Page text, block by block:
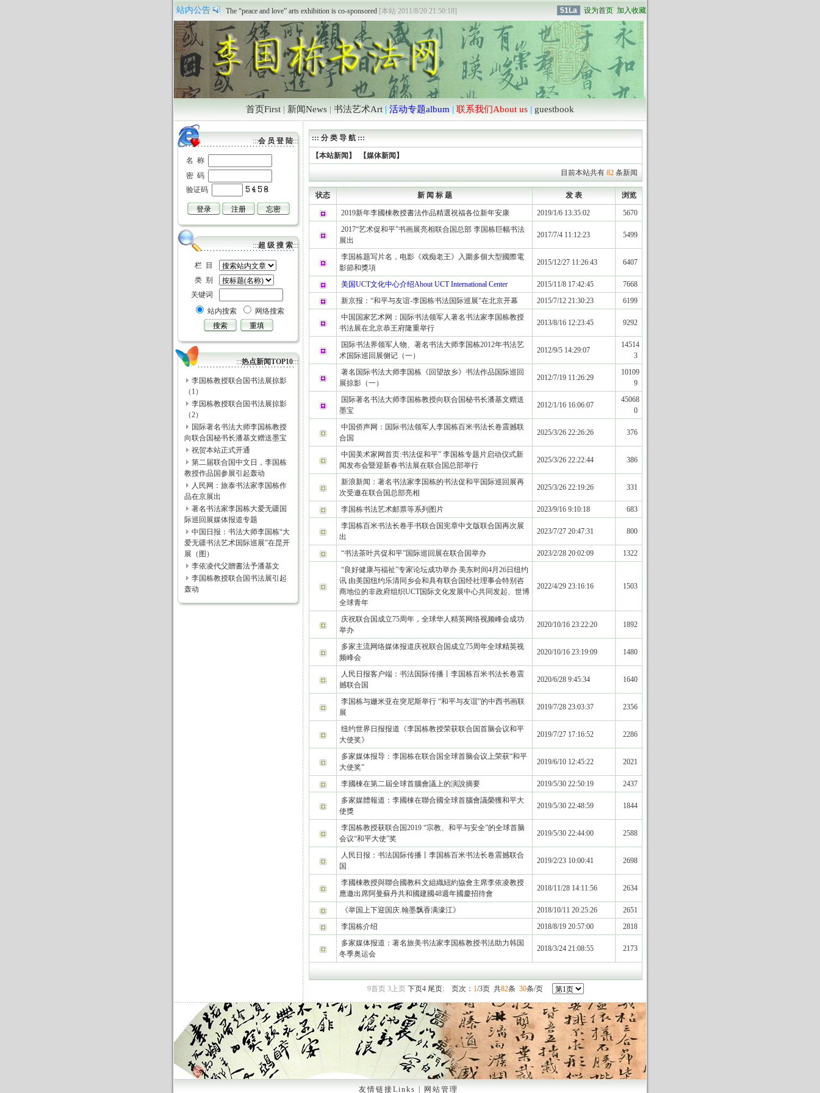
站内公告
The “peace and love” arts exhibition is co-sponsored [本站 2011/8/20 21:50:18] 51La 设为首页 加入收藏
首页First | 新闻News | 书法艺术Art | 活动专题album | 联系我们About us | guestbook
:::会 员 登 陆:::
名 称
密 码
验证码
:::超 级 搜 索:::
栏 目
类 别
关键词
站内搜索
网络搜索
:::热点新闻TOP10:::
李国栋教授联合国书法展掠影
（1）
李国栋教授联合国书法展掠影
（2）
国际著名书法大师李国栋教授
向联合国秘书长潘基文赠送墨宝
祝贺本站正式开通
第二届联合国中文日，李国栋
教授作品国参展引起轰动
人民网：旅泰书法家李国栋作
品在京展出
著名书法家李国栋大爱无疆国
际巡回展媒体报道专题
中国日报：书法大师李国栋“大
爱无疆书法艺术国际巡展”在昆开
展（图）
李依凌代父贈書法予潘基文
李国栋教授联合国书法展引起
轰动
::: 分 类 导 航 :::
【本站新闻】
【媒体新闻】
目前本站共有 82 条新闻
状态 新 闻 标 题 发 表 浏览
2019新年李國棟教授書法作品精選祝福各位新年安康 2019/1/6 13:35:02
5670
2017“艺术促和平”书画展亮相联合国总部 李国栋巨幅书法
展出
2017/7/4 11:12:23 5499
李国栋题写片名，电影《戏痴老王》入圍多個大型國際電
影節和獎項
2015/12/27 11:26:43 6407
美国UCT文化中心介绍About UCT International Center 2015/11/8 17:42:45
7668
新京报：“和平与友谊-李国栋书法国际巡展”在北京开幕
2015/7/12 21:30:23
6199
中国国家艺术网：国际书法领军人著名书法家李国栋教授
书法展在北京恭王府隆重举行
2013/8/16 12:23:45 9292
国际书法界领军人物、著名书法大师李国栋2012年书法艺
术国际巡回展侧记（一）
2012/9/5 14:29:07
14514
3
著名国际书法大师李国栋《回望故乡》书法作品国际巡回
展掠影（一）
2012/7/19 11:26:29
10109
9
国际著名书法大师李国栋教授向联合国秘书长潘基文赠送
墨宝
2012/1/16 16:06:07
45068
0
中国侨声网：国际书法领军人李国栋百米书法长卷震撼联
合国
2025/3/26 22:26:26 376
中国美术家网首页:书法促和平” 李国栋专题片启动仪式新
闻发布会暨迎新春书法展在联合国总部举行
2025/3/26 22:22:44 386
新浪新闻：著名书法家李国栋的书法促和平国际巡回展再
次受邀在联合国总部亮相
2025/3/26 22:19:26 331
李国栋书法艺术邮票等系列图片 2023/9/16 9:10:18
683
李国栋百米书法长卷手书联合国宪章中文版联合国再次展
出
2023/7/27 20:47:31 800
“书法茶叶共促和平”国际巡回展在联合国举办 2023/2/28 20:02:09
1322
“良好健康与福祉”专家论坛成功举办 美东时间4月26日纽约
讯 由美国纽约乐清同乡会和具有联合国经社理事会特别咨
商地位的非政府组织UCT国际文化发展中心共同发起、世博
全球青年
2022/4/29 23:16:16 1503
庆祝联合国成立75周年，全球华人精英网络视频峰会成功
举办
2020/10/16 23:22:20 1892
多家主流网络媒体报道庆祝联合国成立75周年全球精英视
频峰会
2020/10/16 23:19:09 1480
人民日报客户端：书法国际传播丨李国栋百米书法长卷震
撼联合国
2020/6/28 9:45:34 1640
李国栋与姗米亚在突尼斯举行 “和平与友谊”的中西书画联
展
2019/7/28 23:03:37 2356
纽约世界日报报道《李国栋教授荣获联合国首脑会议和平
大使奖》
2019/7/27 17:16:52 2286
多家媒体报导：李国栋在联合国全球首脑会议上荣获“和平
大使奖”
2019/6/10 12:45:22 2021
李國棟在第二屆全球首腦會議上的演說摘要 2019/5/30 22:50:19
2437
多家媒體報道：李國棟在聯合國全球首腦會議榮獲和平大
使獎
2019/5/30 22:48:59 1844
李国栋教授获联合国2019 “宗教、和平与安全”的全球首脑
会议“和平大使”奖
2019/5/30 22:44:00 2588
人民日报：书法国际传播丨李国栋百米书法长卷震撼联合
国
2019/2/23 10:00:41 2698
李國棟教授與聯合國教科文組織紐約協會主席李依凌教授
應邀出席阿曼蘇丹共和國建國48週年國慶招待會
2018/11/28 14:11:56 2634
《举国上下迎国庆.翰墨飘香满濠江》 2018/10/11 20:25:26
2651
李国栋介绍
2018/8/19 20:57:00
2818
多家媒体报道：著名旅美书法家李国栋教授书法助力韩国
冬季奥运会
2018/3/24 21:08:55 2173
9首页 3 上页 下页4 尾页: 页次： 1/3页 共82条 30条/页
友情链接Links 网站管理